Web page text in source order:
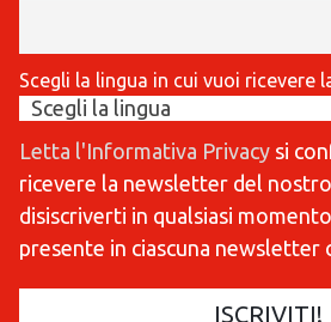
Scegli la lingua in cui vuoi ricevere
Letta l'Informativa Privacy si
ricevere la newsletter del
disiscriverti in qualsiasi
presente in ciascuna newsletter